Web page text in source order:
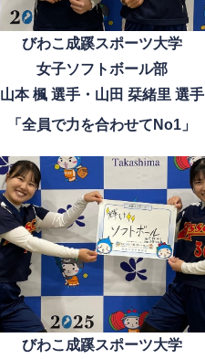
びわこ成蹊スポーツ大学
女子ソフトボール部
山本 楓 選手・山田 栞緒里 選手
「全員で力を合わせてNo1」
びわこ成蹊スポーツ大学